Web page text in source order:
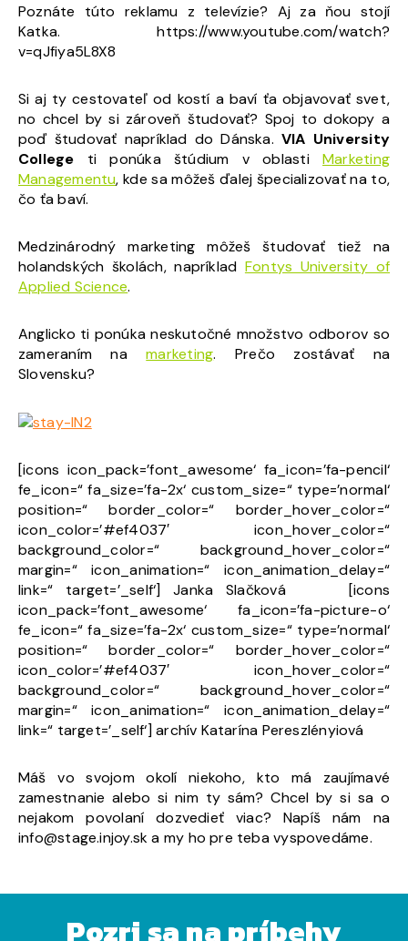
Poznáte túto reklamu z televízie? Aj za ňou stojí
Katka. https://www.youtube.com/watch?
v=qJfiya5L8X8
Si aj ty cestovateľ od kostí a baví ťa objavovať svet,
no chcel by si zároveň študovať? Spoj to dokopy a
poď študovať napríklad do Dánska. VIA University
College ti ponúka štúdium v oblastiMarketing
Managementu, kde sa môžeš ďalej špecializovať na to,
čo ťa baví.
Medzinárodný marketing môžeš študovať tiež na
holandských školách, napríklad Fontys University of
Applied Science.
Anglicko ti ponúka neskutočné množstvo odborov so
zameraním namarketing. Prečo zostávať na
Slovensku?
[icons icon_pack=’font_awesome‘ fa_icon=’fa-pencil‘
fe_icon=“ fa_size=’fa-2x‘ custom_size=“ type=’normal‘
position=“ border_color=“ border_hover_color=“
icon_color=’#ef4037′ icon_hover_color=“
background_color=“ background_hover_color=“
margin=“ icon_animation=“ icon_animation_delay=“
link=“ target=’_self‘] Janka Slačková [icons
icon_pack=’font_awesome‘ fa_icon=’fa-picture-o‘
fe_icon=“ fa_size=’fa-2x‘ custom_size=“ type=’normal‘
position=“ border_color=“ border_hover_color=“
icon_color=’#ef4037′ icon_hover_color=“
background_color=“ background_hover_color=“
margin=“ icon_animation=“ icon_animation_delay=“
link=“ target=’_self‘] archív Katarína Pereszlényiová
Máš vo svojom okolí niekoho, kto má zaujímavé
zamestnanie alebo si nim ty sám? Chcel by si sa o
nejakom povolaní dozvedieť viac? Napíš nám na
info@stage.injoy.sk a my ho pre teba vyspovedáme.
Pozri sa na príbehy